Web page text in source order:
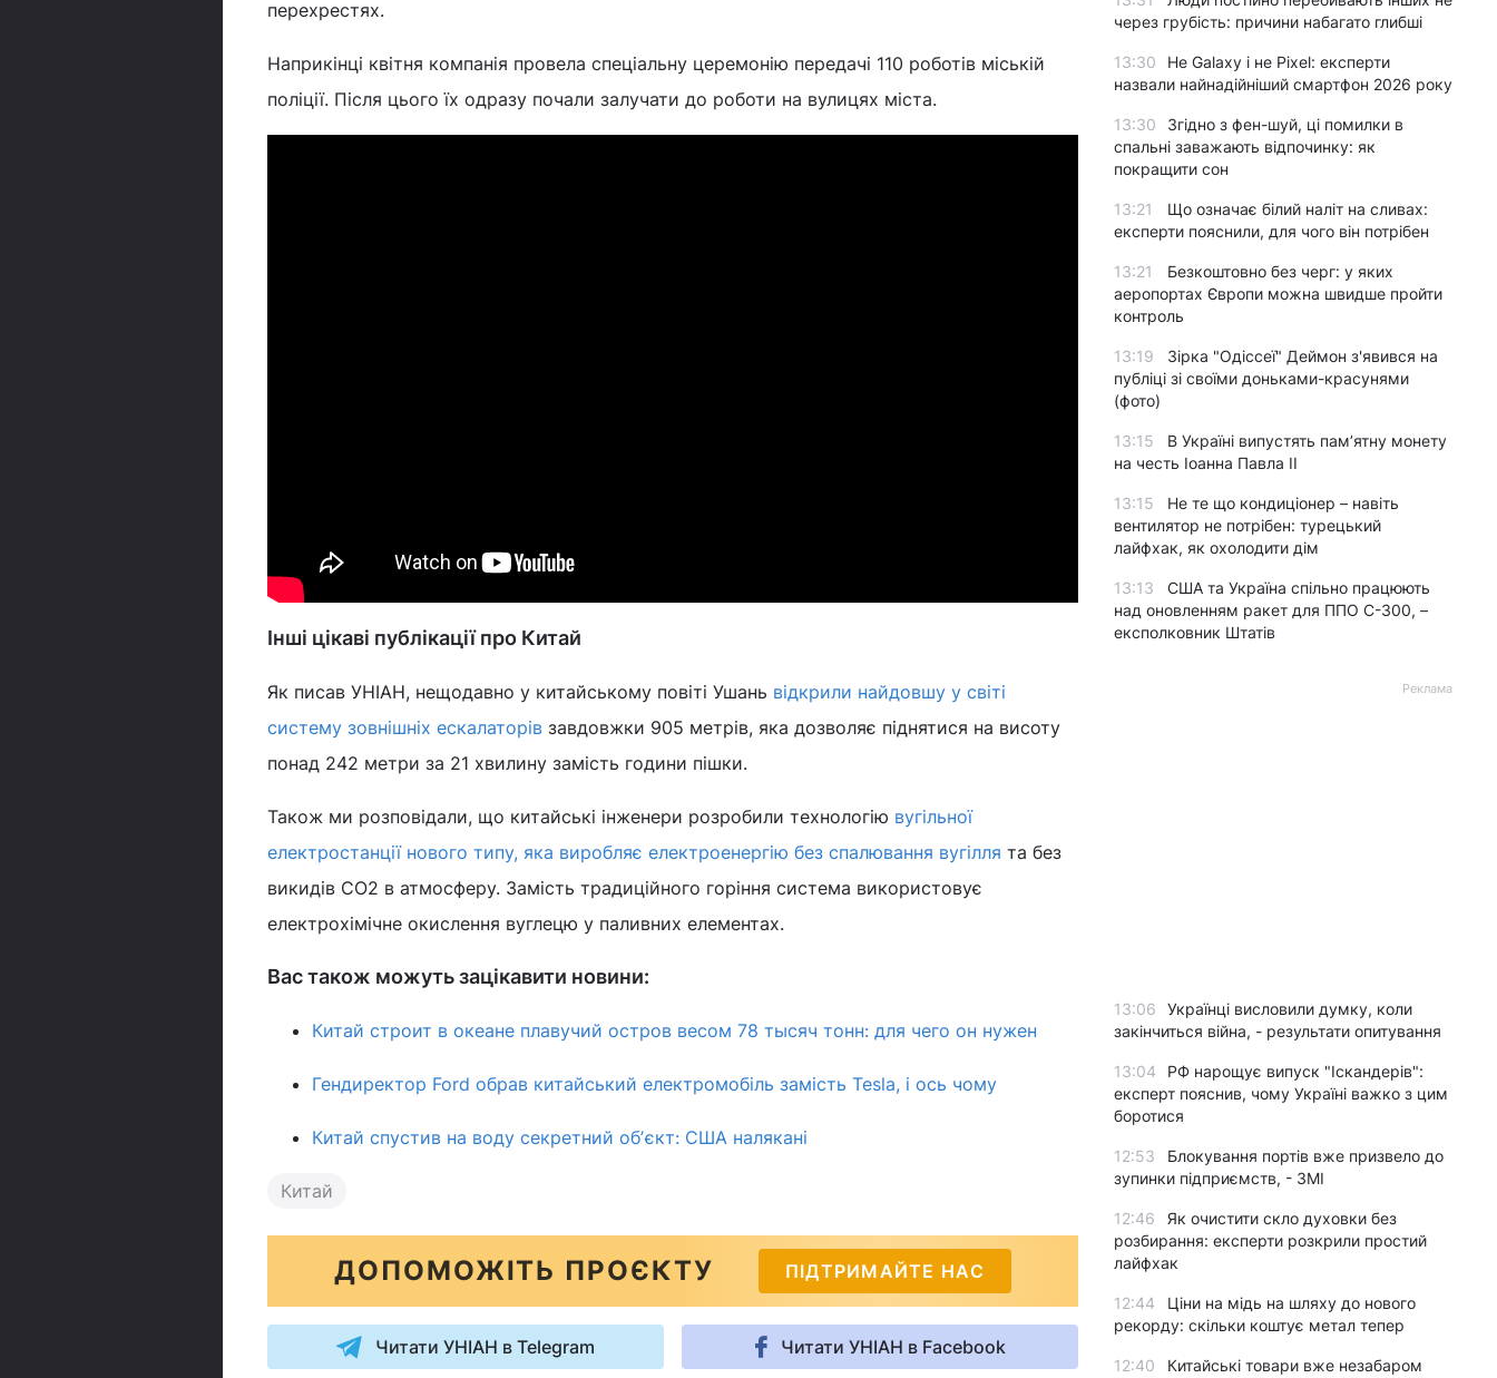
перехрестях.
Наприкінці квітня компанія провела спеціальну церемонію передачі 110 роботів міській
поліції. Після цього їх одразу почали залучати до роботи на вулицях міста.
Інші цікаві публікації про Китай
Як писав УНІАН, нещодавно у китайському повіті Ушань відкрили найдовшу у світі
систему зовнішніх ескалаторів завдовжки 905 метрів, яка дозволяє піднятися на висоту
понад 242 метри за 21 хвилину замість години пішки.
Також ми розповідали, що китайські інженери розробили технологію вугільної
електростанції нового типу, яка виробляє електроенергію без спалювання вугілля та без
викидів CO2 в атмосферу. Замість традиційного горіння система використовує
електрохімічне окислення вуглецю у паливних елементах.
Вас також можуть зацікавити новини:
Китай строит в океане плавучий остров весом 78 тысяч тонн: для чего он нужен
Гендиректор Ford обрав китайський електромобіль замість Tesla, і ось чому
Китай спустив на воду секретний обʼєкт: США налякані
Китай
ДОПОМОЖІТЬ ПРОЄКТУ ПІДТРИМАЙТЕ НАС
Читати УНІАН в Telegram Читати УНІАН в Facebook
через грубість: причини набагато глибші
13:30
Не Galaxy і не Pixel: експерти
назвали найнадійніший смартфон 2026 року
13:30
Згідно з фен-шуй, ці помилки в
спальні заважають відпочинку: як
покращити сон
13:21
Що означає білий наліт на сливах:
експерти пояснили, для чого він потрібен
13:21
Безкоштовно без черг: у яких
аеропортах Європи можна швидше пройти
контроль
13:19
Зірка "Одіссеї" Деймон з'явився на
публіці зі своїми доньками-красунями
(фото)
13:15
В Україні випустять пам’ятну монету
на честь Іоанна Павла II
13:15
Не те що кондиціонер – навіть
вентилятор не потрібен: турецький
лайфхак, як охолодити дім
13:13
США та Україна спільно працюють
над оновленням ракет для ППО С-300, –
експолковник Штатів
Реклама
13:06
Українці висловили думку, коли
закінчиться війна, - результати опитування
13:04
РФ нарощує випуск "Іскандерів":
експерт пояснив, чому Україні важко з цим
боротися
12:53
Блокування портів вже призвело до
зупинки підприємств, - ЗМІ
12:46
Як очистити скло духовки без
розбирання: експерти розкрили простий
лайфхак
12:44
Ціни на мідь на шляху до нового
рекорду: скільки коштує метал тепер
12:40 Китайські товари вже незабаром